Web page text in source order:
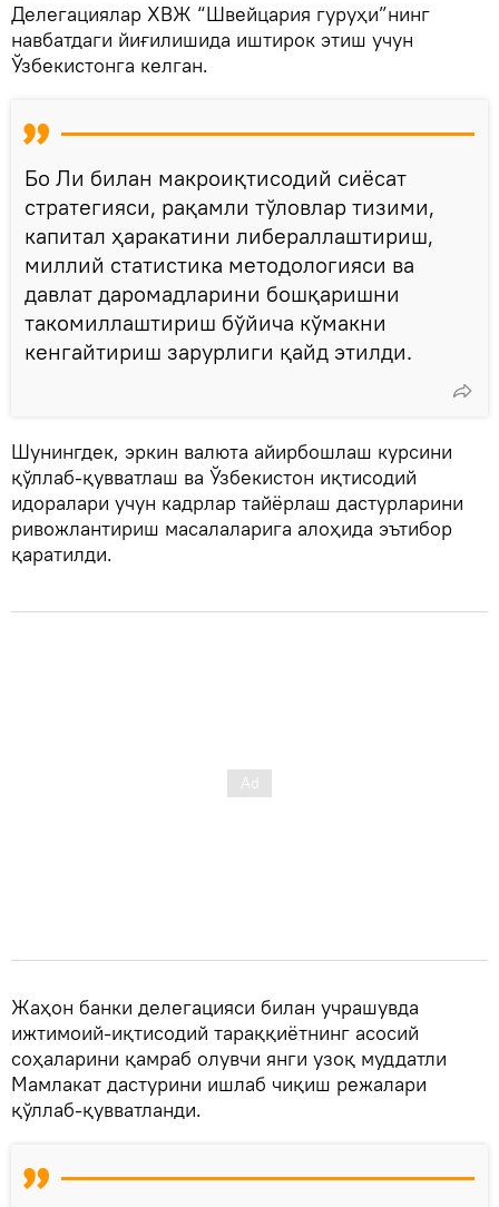
Делегациялар ХВЖ “Швейцария гуруҳи”нинг
навбатдаги йиғилишида иштирок этиш учун
Ўзбекистонга келган.
Бо Ли билан макроиқтисодий сиёсат
стратегияси, рақамли тўловлар тизими,
капитал ҳаракатини либераллаштириш,
миллий статистика методологияси ва
давлат даромадларини бошқаришни
такомиллаштириш бўйича кўмакни
кенгайтириш зарурлиги қайд этилди.
Шунингдек, эркин валюта айирбошлаш курсини
қўллаб-қувватлаш ва Ўзбекистон иқтисодий
идоралари учун кадрлар тайёрлаш дастурларини
ривожлантириш масалаларига алоҳида эътибор
қаратилди.
Жаҳон банки делегацияси билан учрашувда
ижтимоий-иқтисодий тараққиётнинг асосий
соҳаларини қамраб олувчи янги узоқ муддатли
Мамлакат дастурини ишлаб чиқиш режалари
қўллаб-қувватланди.